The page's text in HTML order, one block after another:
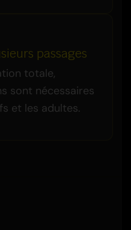
passages
totale,
sont nécessaires
et les adultes.